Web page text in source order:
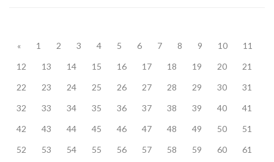
« 1 2 3 4 5 6 7 8 9 10
11
12
13 14 15 16 17 18 19 20
21
22
23 24 25 26 27 28 29 30
31
32
33 34 35 36 37 38 39 40
41
42
43 44 45 46 47 48 49 50
51
52
53 54 55 56 57 58 59 60
61